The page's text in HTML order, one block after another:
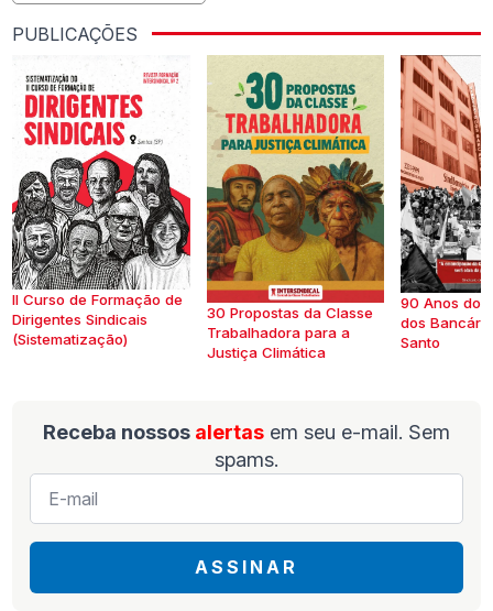
PUBLICAÇÕES
II Curso de Formação de
Dirigentes Sindicais
(Sistematização)
30 Propostas da Classe
Trabalhadora para a
Justiça Climática
90 Anos do
dos
Santo
Receba nossos alertas em seu e-mail. Sem
spams.
E-
mail
ASSINAR